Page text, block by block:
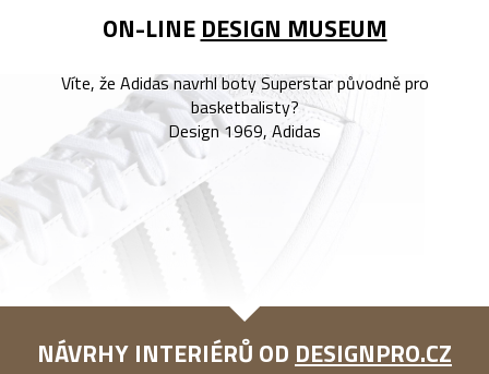
ON-LINE DESIGN MUSEUM
Víte, že Adidas navrhl boty Superstar původně pro
basketbalisty?
Design 1969, Adidas
NÁVRHY INTERIÉRŮ OD DESIGNPRO.CZ